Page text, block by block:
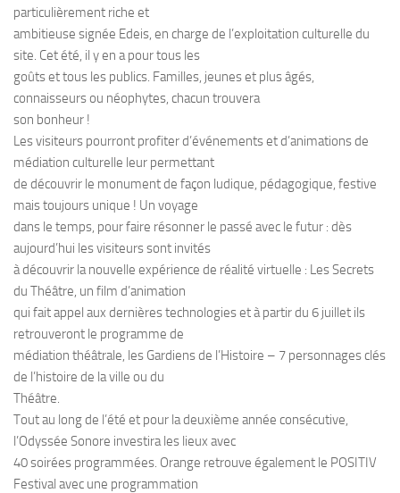
particulièrement riche et
ambitieuse signée Edeis, en charge de l’exploitation culturelle du
site. Cet été, il y en a pour tous les
goûts et tous les publics. Familles, jeunes et plus âgés,
connaisseurs ou néophytes, chacun trouvera
son bonheur !
Les visiteurs pourront profiter d’événements et d’animations de
médiation culturelle leur permettant
de découvrir le monument de façon ludique, pédagogique, festive
mais toujours unique ! Un voyage
dans le temps, pour faire résonner le passé avec le futur : dès
aujourd’hui les visiteurs sont invités
à découvrir la nouvelle expérience de réalité virtuelle : Les Secrets
du Théâtre, un film d’animation
qui fait appel aux dernières technologies et à partir du 6 juillet ils
retrouveront le programme de
médiation théâtrale, les Gardiens de l’Histoire – 7 personnages clés
de l’histoire de la ville ou du
Théâtre.
Tout au long de l’été et pour la deuxième année consécutive,
l’Odyssée Sonore investira les lieux avec
40 soirées programmées. Orange retrouve également le POSITIV
Festival avec une programmation